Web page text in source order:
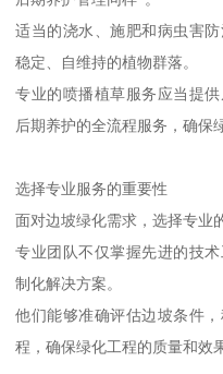
适当的浇水、施肥和病虫害
稳定、自维持的植物群落。
专业的喷播植草服务应当提
后期养护的全流程服务，确保
选择专业服务的重要性
面对边坡绿化需求，选择专业
专业团队不仅掌握先进的技
制化解决方案。
他们能够准确评估边坡条件
程，确保绿化工程的质量和效